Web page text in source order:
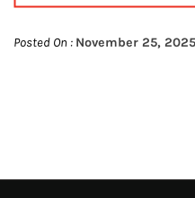
Posted On : November 25, 2025